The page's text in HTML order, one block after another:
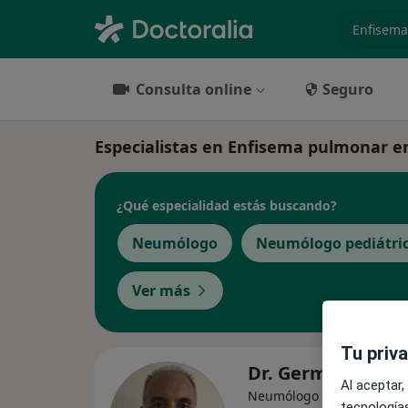
Consulta online Seguro
Especialistas en Enfisema pulmonar
¿Qué especialidad estás buscando?
Neumólogo Neumólogo
Ver más
Dr. German Saez
Neumólogo Ver más
Tu
Al